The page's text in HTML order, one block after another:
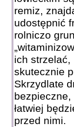
remiz,
udostępnić
rolniczo
ich strzelać,
skutecznie
Skrzydlate
łatwiej
przed nimi.